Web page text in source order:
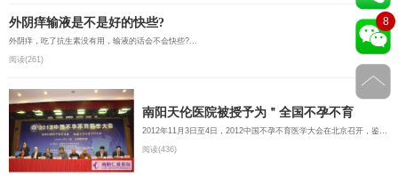
外阴痒输液是不是好的快些?
外阴痒，吃了抗生素没有用，输液的话会不会快些?...
阅读(261)
南阳天伦医院被授予为＂全国不孕不育
2012年11月3日至4日，2012中国不孕不育医学大会在北京召开，鉴于天伦医院在豫西南地区不孕不育诊疗领域取得...
阅读(436)
8